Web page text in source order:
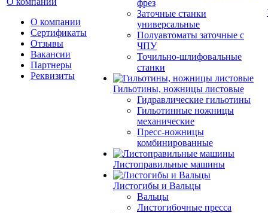
О компании
Сертификаты
Отзывы
Вакансии
Партнеры
Реквизиты
фрез
Заточные станки
универсальные
Полуавтоматы заточные с
ЧПУ
Точильно-шлифовальные
станки
Гильотины, ножницы листовые
Гидравлические гильотины
Гильотинные ножницы
механические
Пресс-ножницы
комбинированные
Листоправильные машины
Листогибы и Вальцы
Вальцы
Листогибочные пресса